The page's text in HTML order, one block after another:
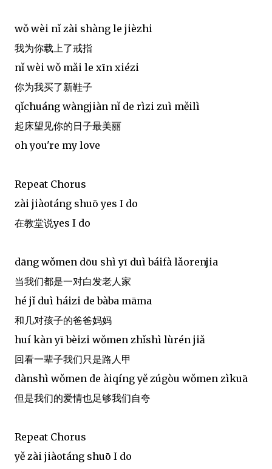
wǒ wèi nǐ zài shàng le jièzhi
我为你载上了戒指
nǐ wèi wǒ mǎi le xīn xiézi
你为我买了新鞋子
qǐchuáng wàngjiàn nǐ de rìzi zuì měilì
起床望见你的日子最美丽
oh you're my love
Repeat Chorus
zài jiàotáng shuō yes I do
在教堂说yes I do
dāng wǒmen dōu shì yī duì báifà lǎorenjia
当我们都是一对白发老人家
hé jǐ duì háizi de bàba māma
和几对孩子的爸爸妈妈
huí kàn yī bèizi wǒmen zhǐshì lùrén jiǎ
回看一辈子我们只是路人甲
dànshì wǒmen de àiqíng yě zúgòu wǒmen zìkuā
但是我们的爱情也足够我们自夸
Repeat Chorus
yě zài jiàotáng shuō I do